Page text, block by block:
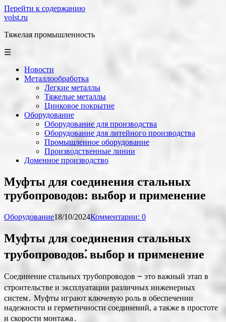
Перейти к содержанию
volst.ru
Тяжелая промышленность
☰
Новости
Металлообработка
Легкие металлы
Тяжелые металлы
Цинковое покрытие
Оборудование
Оборудование для производства
Оборудование для литейного производства
Промышленное оборудование
Производственные линии
Доменное производство
Муфты для соединения стальных
трубопроводов: выбор и применение
Оборудование18/10/2024Комментарии: 0
Муфты для соединения стальных
трубопроводов⁚ выбор и применение
Соединение стальных трубопроводов ౼ это важный этап в
строительстве и эксплуатации различных инженерных
систем․ Муфты играют ключевую роль в обеспечении
надежности и герметичности соединений, а также в простоте
и скорости монтажа․